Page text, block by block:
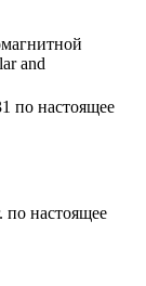
and
по настоящее
по настоящее